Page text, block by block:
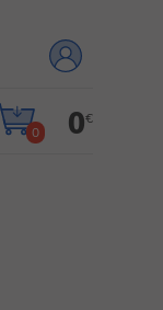
prihlásiť
sa
0 0€